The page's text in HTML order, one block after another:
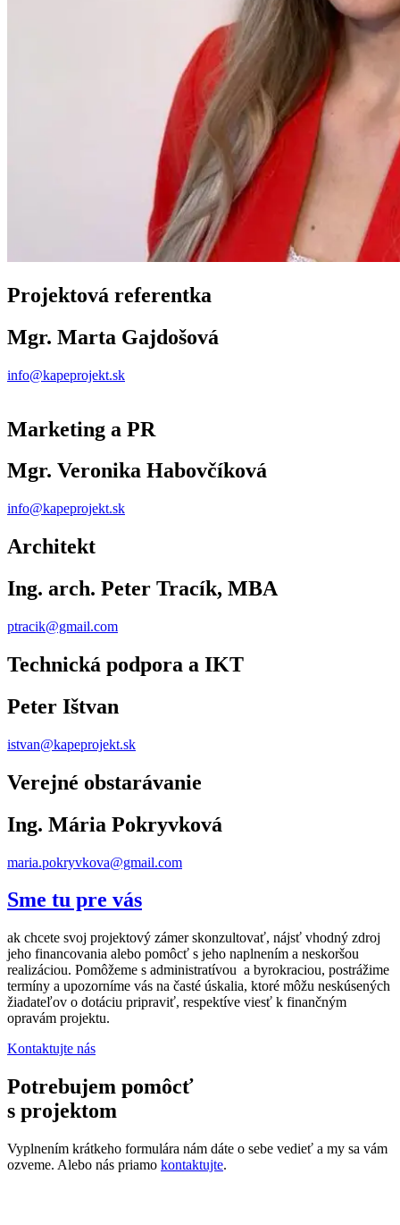
Projektová referentka
Mgr. Marta Gajdošová
info@kapeprojekt.sk
Marketing a PR
Mgr. Veronika Habovčíková
info@kapeprojekt.sk
Architekt
Ing. arch. Peter Tracík, MBA
ptracik@gmail.com
Technická podpora a IKT
Peter Ištvan
istvan@kapeprojekt.sk
Verejné obstarávanie
Ing. Mária Pokryvková
maria.pokryvkova@gmail.com
Sme tu pre vás
ak chcete svoj projektový zámer skonzultovať, nájsť vhodný zdroj
jeho financovania alebo pomôcť s jeho naplnením a neskoršou
realizáciou. Pomôžeme s administratívou a byrokraciou, postrážime
termíny a upozorníme vás na časté úskalia, ktoré môžu neskúsených
žiadateľov o dotáciu pripraviť, respektíve viesť k finančným
opravám projektu.
Kontaktujte nás
Potrebujem pomôcť
s projektom
Vyplnením krátkeho formulára nám dáte o sebe vedieť a my sa vám
ozveme. Alebo nás priamo kontaktujte.